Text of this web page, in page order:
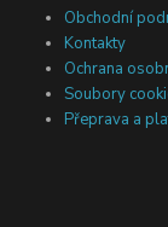
Obchodní
Kontakty
Ochrana
Soubory
Přeprava a